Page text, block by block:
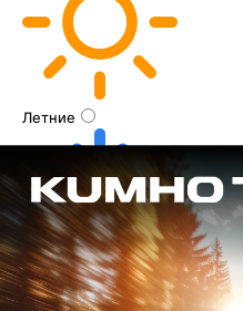
Летние
Зимние